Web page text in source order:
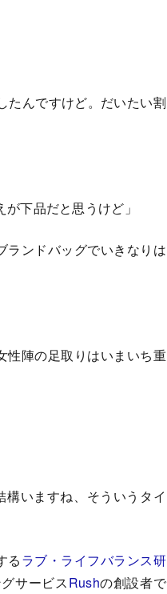
たんですけど。だいたい割
下品だと思うけど」
ンドバッグでいきなりは
性陣の足取りはいまいち重
いますね、そういうタイ
るラブ・ライフバランス研
サービスRushの創設者で